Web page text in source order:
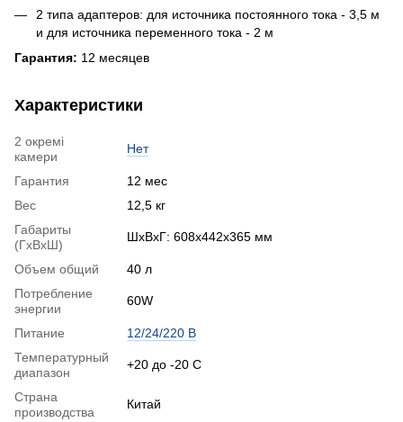
2 типа адаптеров: для источника постоянного тока - 3,5 м
и для источника переменного тока - 2 м
Гарантия: 12 месяцев
Характеристики
2 окремі
камери
Нет
Гарантия
12 мес
Вес
12,5 кг
Габариты
(ГхВхШ)
ШхВхГ: 608x442x365 мм
Объем общий
40 л
Потребление
энергии
60W
Питание
12/24/220 В
Температурный
диапазон
+20 до -20 С
Страна
производства
Китай